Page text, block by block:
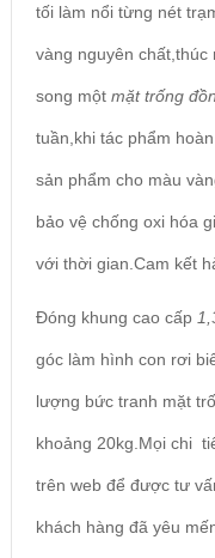
tối làm nổi từng nét
vàng nguyên chất,thúc
song một mặt trống
tuần,khi tác phẩm
sản phẩm cho màu
bảo vệ chống oxi hóa
với thời gian.Cam kết
Đóng khung cao cấp
góc làm hình con rơi
lượng bức tranh mặt
khoảng 20kg.Mọi chi
trên web để được tư
khách hàng đã yêu